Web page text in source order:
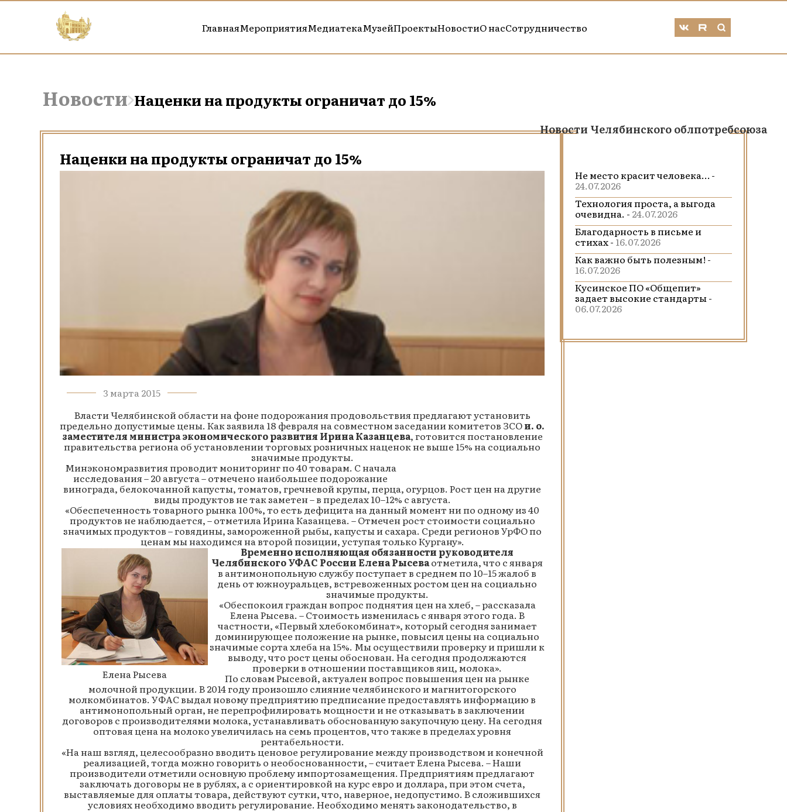
ГлавнаяМероприятияМедиатекаМузейПроектыНовостиО насСотрудничество
Новости Наценки на продукты ограничат до 15%
Наценки на продукты ограничат до 15%
3 марта 2015
Власти Челябинской области на фоне подорожания продовольствия предлагают установить
предельно допустимые цены. Как заявила 18 февраля на совместном заседании комитетов ЗСОи. о.
заместителя министра экономического развития Ирина Казанцева, готовится постановление
правительства региона об установлении торговых розничных наценок не выше 15% на социально
значимые продукты.
Минэкономразвития проводит мониторинг по 40 товарам. С начала
исследования – 20 августа – отмечено наибольшее подорожание
винограда, белокочанной капусты, томатов, гречневой крупы, перца, огурцов. Рост цен на другие
виды продуктов не так заметен – в пределах 10–12% с августа.
«Обеспеченность товарного рынка 100%, то есть дефицита на данный момент ни по одному из 40
продуктов не наблюдается, – отметила Ирина Казанцева. – Отмечен рост стоимости социально
значимых продуктов – говядины, замороженной рыбы, капусты и сахара. Среди регионов УрФО по
ценам мы находимся на второй позиции, уступая только Кургану».
Елена Рысева
Временно исполняющая обязанности руководителя
Челябинского УФАС России Елена Рысеваотметила, что с января
в антимонопольную службу поступает в среднем по 10–15 жалоб в
день от южноуральцев, встревоженных ростом цен на социально
значимые продукты.
«Обеспокоил граждан вопрос поднятия цен на хлеб, – рассказала
Елена Рысева. – Стоимость изменилась с января этого года. В
частности, «Первый хлебокомбинат», который сегодня занимает
доминирующее положение на рынке, повысил цены на социально
значимые сорта хлеба на 15%. Мы осуществили проверку и пришли к
выводу, что рост цены обоснован. На сегодня продолжаются
проверки в отношении поставщиков яиц, молока».
По словам Рысевой, актуален вопрос повышения цен на рынке
молочной продукции. В 2014 году произошло слияние челябинского и магнитогорского
молкомбинатов. УФАС выдал новому предприятию предписание предоставлять информацию в
антимонопольный орган, не перепрофилировать мощности и не отказывать в заключении
договоров с производителями молока, устанавливать обоснованную закупочную цену. На сегодня
оптовая цена на молоко увеличилась на семь процентов, что также в пределах уровня
рентабельности.
«На наш взгляд, целесообразно вводить ценовое регулирование между производством и конечной
реализацией, тогда можно говорить о необоснованности, – считает Елена Рысева. – Наши
производители отметили основную проблему импортозамещения. Предприятиям предлагают
заключать договоры не в рублях, а с ориентировкой на курс евро и доллара, при этом счета,
выставляемые для оплаты товара, действуют сутки, что, наверное, недопустимо. В сложившихся
условиях необходимо вводить регулирование. Необходимо менять законодательство, в
Новости Челябинского облпотребсоюза
Не место красит человека… -
24.07.2026
Технология проста, а выгода
очевидна. - 24.07.2026
Благодарность в письме и
стихах -16.07.2026
Как важно быть полезным! -
16.07.2026
Кусинское ПО «Общепит»
задает высокие стандарты -
06.07.2026